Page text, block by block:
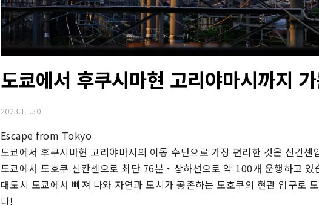
도쿄에서 후쿠시마현 고리야마시까지
2023.11.30
Escape from Tokyo
도쿄에서 후쿠시마현 고리야마시의 이동 수단으로 가장 편리한 것은 신칸센
도쿄에서 도호쿠 신칸센으로 최단 76분・상하선으로 약 100개 운행하고 있
대도시 도쿄에서 빠져 나와 자연과 도시가 공존하는 도호쿠의 현관 입구로
다!